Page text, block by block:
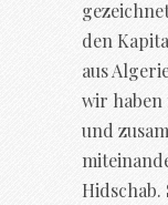
den
aus
wir haben
und